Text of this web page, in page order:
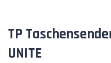
TP
UNITE